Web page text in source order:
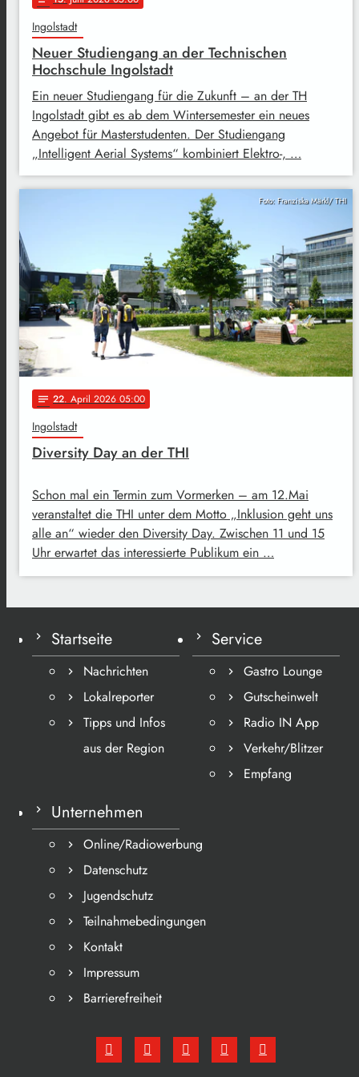
Ingolstadt
Neuer Studiengang an der Technischen
Hochschule Ingolstadt
Ein neuer Studiengang für die Zukunft – an der TH
Ingolstadt gibt es ab dem Wintersemester ein neues
Angebot für Masterstudenten. Der Studiengang
„Intelligent Aerial Systems“ kombiniert Elektro-, …
Foto: Franziska Märkl/ THI
notes 22. April 2026 05:00
Ingolstadt
Diversity Day an der THI
Schon mal ein Termin zum Vormerken – am 12.Mai
veranstaltet die THI unter dem Motto „Inklusion geht uns
alle an“ wieder den Diversity Day. Zwischen 11 und 15
Uhr erwartet das interessierte Publikum ein …
Startseite
Nachrichten
Lokalreporter
Tipps und Infos
aus der Region
Service
Gastro Lounge
Gutscheinwelt
Radio IN App
Verkehr/Blitzer
Empfang
Unternehmen
Online/Radiowerbung
Datenschutz
Jugendschutz
Teilnahmebedingungen
Kontakt
Impressum
Barrierefreiheit